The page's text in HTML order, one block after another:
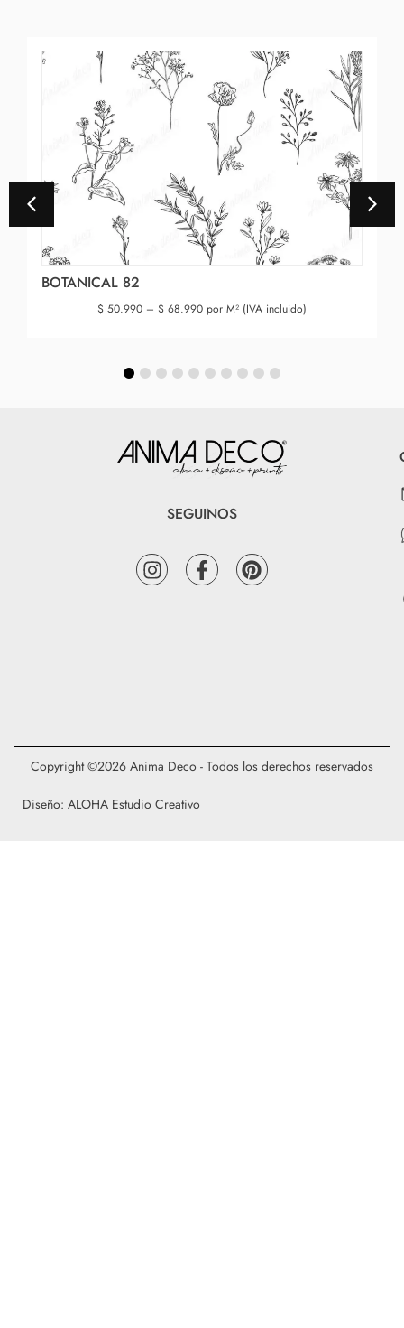
BOTANICAL 82
$ 50.990 – $ 68.990 por M² (IVA incluido)
SEGUINOS
Diseño: ALOHA Estudio Creativo
Copyright ©2026 Anima Deco - Todos los derechos reservados